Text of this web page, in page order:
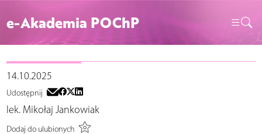
e-Akademia POChP
14.10.2025
Udostępnij
lek. Mikołaj Jankowiak
Dodaj do ulubionych